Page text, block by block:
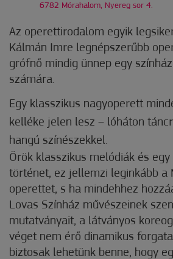
6782 Mórahalom, Nyereg sor 4.
Az operettirodalom egyik
Kálmán Imre legnépszerűbb
grófnő mindig ünnep egy
számára.
Egy klasszikus nagyoperett
kelléke jelen lesz – lóháton
hangú színészekkel.
Örök klasszikus melódiák és
történet, ez jellemzi leginkább a
operettet, s ha mindehhez
Lovas Színház művészeinek
mutatványait, a látványos
véget nem érő dinamikus
biztosak lehetünk benne, hogy